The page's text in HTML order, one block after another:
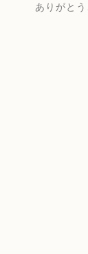
ありがとう